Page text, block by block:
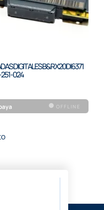
DIGITALES B&R X20DI6371
251-024
OFFLINE